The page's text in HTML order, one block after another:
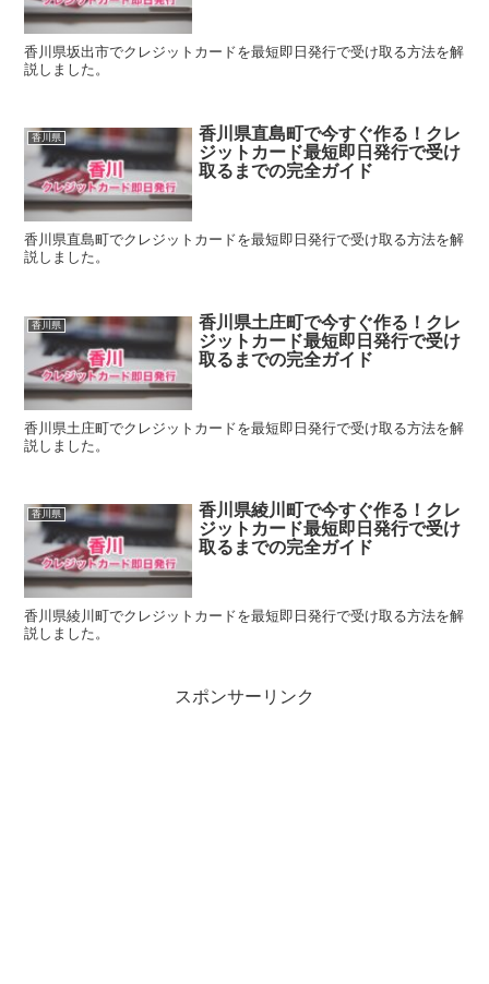
香川県坂出市でクレジットカードを最短即日発行で受け取る方法を解
説しました。
香川県
香川県直島町で今すぐ作る！クレ
ジットカード最短即日発行で受け
取るまでの完全ガイド
香川県直島町でクレジットカードを最短即日発行で受け取る方法を解
説しました。
香川県
香川県土庄町で今すぐ作る！クレ
ジットカード最短即日発行で受け
取るまでの完全ガイド
香川県土庄町でクレジットカードを最短即日発行で受け取る方法を解
説しました。
香川県
香川県綾川町で今すぐ作る！クレ
ジットカード最短即日発行で受け
取るまでの完全ガイド
香川県綾川町でクレジットカードを最短即日発行で受け取る方法を解
説しました。
スポンサーリンク